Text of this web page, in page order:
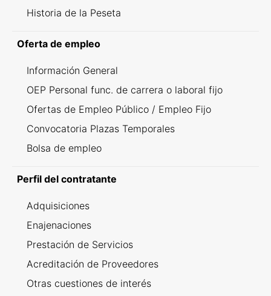
Historia de la Peseta
Oferta de empleo
Información General
OEP Personal func. de carrera o laboral fijo
Ofertas de Empleo Público / Empleo Fijo
Convocatoria Plazas Temporales
Bolsa de empleo
Perfil del contratante
Adquisiciones
Enajenaciones
Prestación de Servicios
Acreditación de Proveedores
Otras cuestiones de interés